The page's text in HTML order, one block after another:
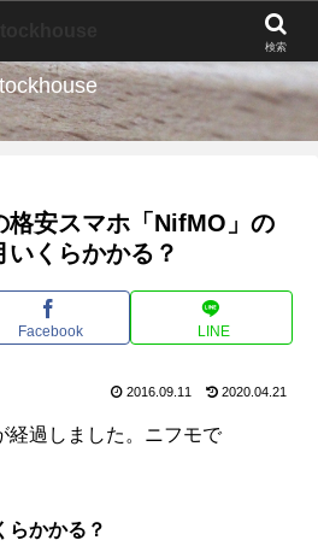
tockhouse
格安スマホ「NifMO」の
くらかかる？
Facebook LINE
2016.09.11 2020.04.21
経過しました。ニフモで
らかかる？
検索